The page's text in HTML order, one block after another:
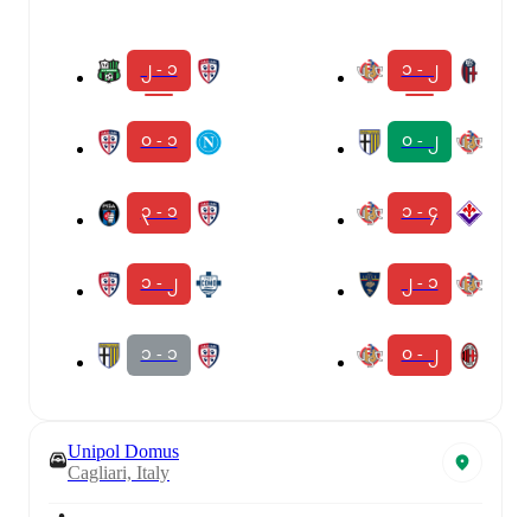
၂ - ၁
၀ - ၁
၃ - ၁
၁ - ၂
၁ - ၁
၁ - ၂
၀ - ၂
၁ - ၄
၂ - ၁
၀ - ၂
Unipol Domus
Cagliari, Italy